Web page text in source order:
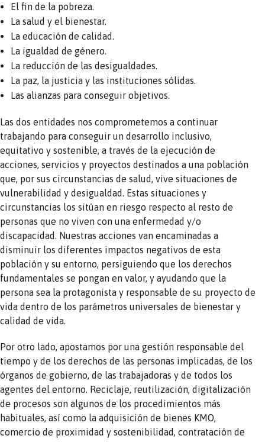
El fin de la pobreza.
La salud y el bienestar.
La educación de calidad.
La igualdad de género.
La reducción de las desigualdades.
La paz, la justicia y las instituciones sólidas.
Las alianzas para conseguir objetivos.
Las dos entidades nos comprometemos a continuar
trabajando para conseguir un desarrollo inclusivo,
equitativo y sostenible, a través de la ejecución de
acciones, servicios y proyectos destinados a una población
que, por sus circunstancias de salud, vive situaciones de
vulnerabilidad y desigualdad. Estas situaciones y
circunstancias los sitúan en riesgo respecto al resto de
personas que no viven con una enfermedad y/o
discapacidad. Nuestras acciones van encaminadas a
disminuir los diferentes impactos negativos de esta
población y su entorno, persiguiendo que los derechos
fundamentales se pongan en valor, y ayudando que la
persona sea la protagonista y responsable de su proyecto de
vida dentro de los parámetros universales de bienestar y
calidad de vida.
Por otro lado, apostamos por una gestión responsable del
tiempo y de los derechos de las personas implicadas, de los
órganos de gobierno, de las trabajadoras y de todos los
agentes del entorno. Reciclaje, reutilización, digitalización
de procesos son algunos de los procedimientos más
habituales, así como la adquisición de bienes KMO,
comercio de proximidad y sostenibilidad, contratación de